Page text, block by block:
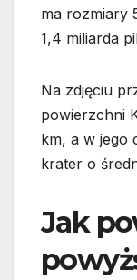
ma rozmiary
1,4 miliarda
Na zdjęciu
powierzchni
km, a w jego
krater o
Jak